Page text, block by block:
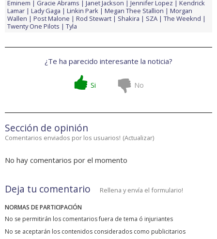
Eminem
Gracie Abrams Janet Jackson Jennifer Lopez
Kendrick
Lamar
Lady Gaga Linkin Park Megan Thee Stallion
Morgan
Wallen
Post Malone Rod Stewart Shakira SZA
The Weeknd
Twenty One Pilots
Tyla
¿Te ha parecido interesante la noticia?
Si No
Sección de opinión
Comentarios enviados por los usuarios! (Actualizar)
No hay comentarios por el momento
Deja tu comentario Rellena y envía el formulario!
NORMAS DE PARTICIPACIÓN
No se permitirán los comentarios fuera de tema ó injuriantes
No se aceptarán los contenidos considerados como publicitarios